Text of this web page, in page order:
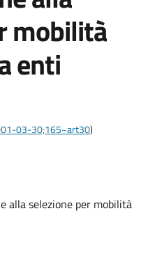
mobilità
enti
03-30;165~art30)
alla selezione per mobilità